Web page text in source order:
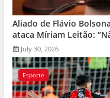
Aliado de Flávio
ataca Míriam Leitão:
July 30, 2026
Esporte